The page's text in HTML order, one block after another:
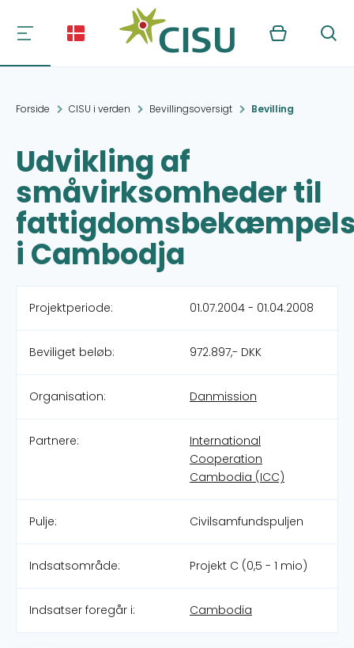
Kurv Søg
Forside CISU i verden Bevillingsoversigt Bevilling
Udvikling af
småvirksomheder til
i Cambodja
Projektperiode: 01.07.2004 - 01.04.2008
Beviliget beløb: 972.897,- DKK
Organisation: Danmission
Partnere:
International
Cooperation
Cambodia (ICC)
Pulje: Civilsamfundspuljen
Indsatsområde: Projekt C (0,5 - 1 mio)
Indsatser foregår i: Cambodia